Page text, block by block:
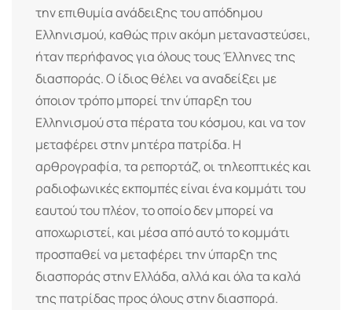
την επιθυμία ανάδειξης του απόδημου
Ελληνισμού, καθώς πριν ακόμη μεταναστεύσει,
ήταν περήφανος για όλους τους Έλληνες της
διασποράς. Ο ίδιος θέλει να αναδείξει με
όποιον τρόπο μπορεί την ύπαρξη του
Ελληνισμού στα πέρατα του κόσμου, και να τον
μεταφέρει στην μητέρα πατρίδα. Η
αρθρογραφία, τα ρεπορτάζ, οι τηλεοπτικές και
ραδιοφωνικές εκπομπές είναι ένα κομμάτι του
εαυτού του πλέον, το οποίο δεν μπορεί να
αποχωριστεί, και μέσα από αυτό το κομμάτι
προσπαθεί να μεταφέρει την ύπαρξη της
διασποράς στην Ελλάδα, αλλά και όλα τα καλά
της πατρίδας προς όλους στην διασπορά.